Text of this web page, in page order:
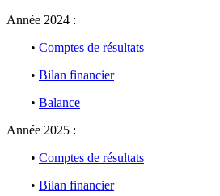
Année 2024 :
• Comptes de résultats
• Bilan financier
• Balance
Année 2025 :
• Comptes de résultats
• Bilan financier